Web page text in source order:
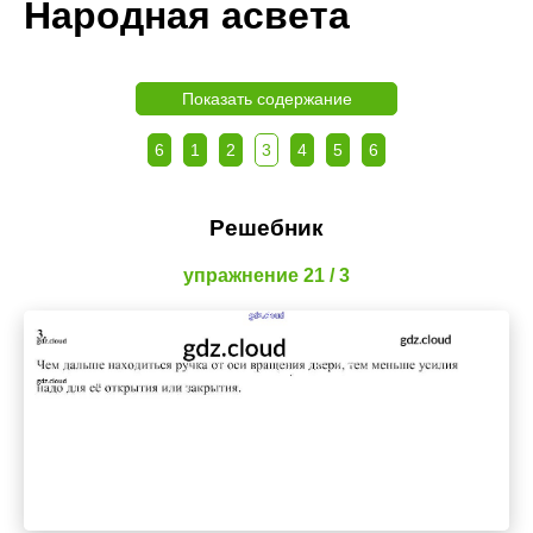
Народная асвета
Показать содержание
6 1 2 3 4 5 6
Решебник
упражнение 21 / 3